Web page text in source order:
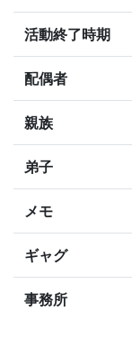
活動終了時期
配偶者
親族
弟子
メモ
ギャグ
事務所